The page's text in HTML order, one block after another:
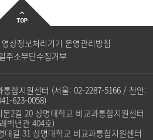
영상정보처리기기 운영관리방침
주소무단수집거부
합지원센터 (서울: 02-2287-5166/ 천안:
623-0058)
2길 20 상명대학교 비교과통합지원센터
백년관 404호)
대길 31 상명대학교 비교과통합지원센터